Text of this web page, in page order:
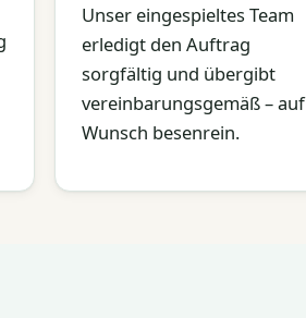
Unser eingespieltes Team
erledigt den Auftrag
sorgfältig und übergibt
vereinbarungsgemäß – auf
Wunsch besenrein.